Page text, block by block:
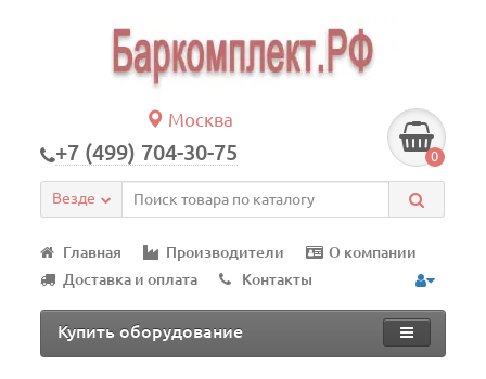
Москва
+7 (499) 704-30-75 0
Везде
Главная Производители
О компании
Доставка и оплата
Контакты
Купить оборудование